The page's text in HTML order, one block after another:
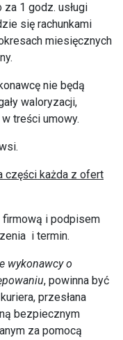
1 godz. usługi
się rachunkami
miesięcznych
nie będą
waloryzacji,
treści umowy.
części każda z ofert
i podpisem
i termin.
wykonawcy o
, powinna być
przesłana
bezpiecznym
za pomocą